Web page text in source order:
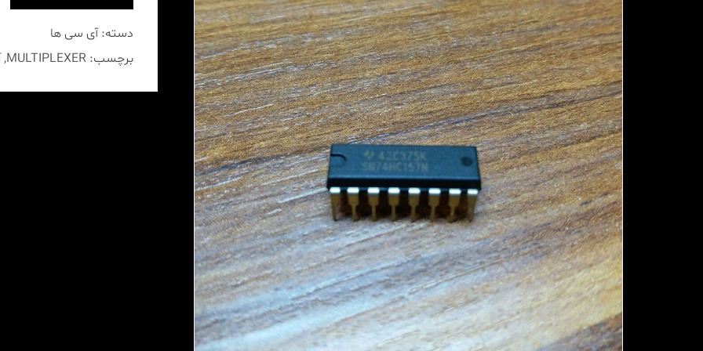
آی سی ها
دیود ها
قطعات خاص الکترونیکی
سایر محصولات
ماژول آمپلی فایر
سی
74HC157
عدد
دسته:آی سی ها
برچسب: MULTIPLEXER
,